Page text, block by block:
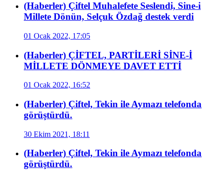
(Haberler) Çiftel Muhalefete Seslendi, Sine-i
Millete Dönün, Selçuk Özdağ destek verdi
01 Ocak 2022, 17:05
(Haberler) ÇİFTEL, PARTİLERİ SİNE-İ
MİLLETE DÖNMEYE DAVET ETTİ
01 Ocak 2022, 16:52
(Haberler) Çiftel, Tekin ile Aymazı telefonda
görüştürdü.
30 Ekim 2021, 18:11
(Haberler) Çiftel, Tekin ile Aymazı telefonda
görüştürdü.